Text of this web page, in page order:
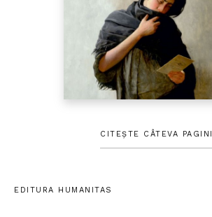
CITEȘTE CÂTEVA PAGINI
EDITURA HUMANITAS